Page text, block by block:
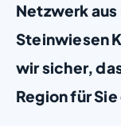
Netzwerk
Steinwiesen
wir sicher,
Region für